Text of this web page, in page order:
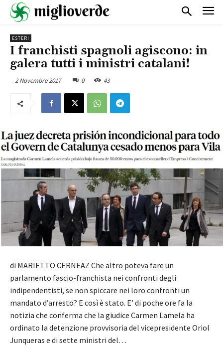
ESTERI
I franchisti spagnoli agiscono: in
galera tutti i ministri catalani!
2 Novembre 2017 0 43
di MARIETTO CERNEAZ Che altro poteva fare un
parlamento fascio-franchista nei confronti degli
indipendentisti, se non spiccare nei loro confronti un
mandato d’arresto? E così è stato. E’ di poche ore fa la
notizia che conferma che la giudice Carmen Lamela ha
ordinato la detenzione provvisoria del vicepresidente Oriol
Junqueras e di sette ministri del…